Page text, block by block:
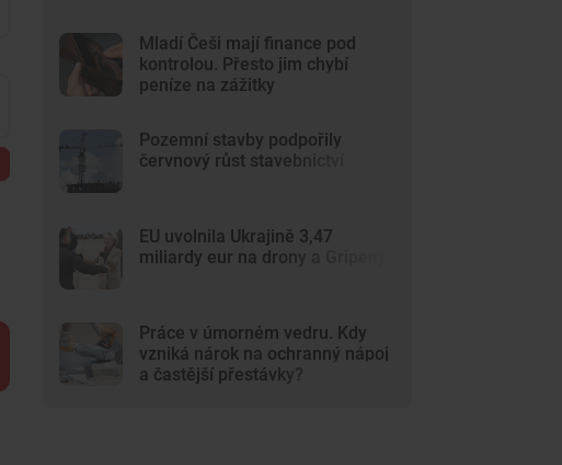
Mladí Češi mají finance pod
kontrolou. Přesto jim chybí
peníze na zážitky
Pozemní stavby podpořily
červnový růst stavebnictví
EU uvolnila Ukrajině 3,47
miliardy eur na drony a Gripeny
Práce v úmorném vedru. Kdy
vzniká nárok na ochranný nápoj
a častější přestávky?